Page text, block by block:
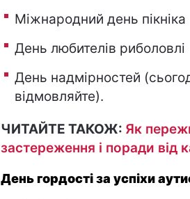
Міжнародний день пікніка
День любителів риболовлі
День надмірностей
відмовляйте).
ЧИТАЙТЕ ТАКОЖ: Як
застереження і поради від
День гордості за успіхи